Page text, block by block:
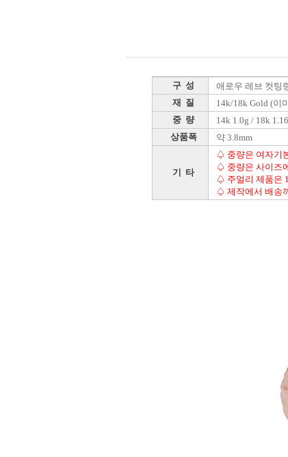
구 성 애로우 레브 컷팅
재 질 14k/18k Gold (이
중 량 14k 1.0g / 18k
상품폭 약 3.8mm
기 타
♤ 중량은 여자기
♤ 중량은 사이즈
♤ 주얼리 제품은
♤ 제작에서 배송